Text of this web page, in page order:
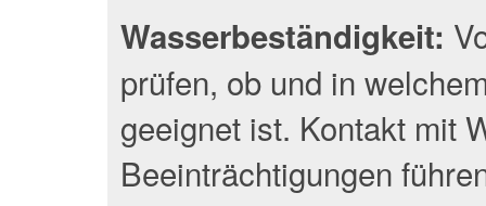
Wasserbeständigkeit:
prüfen, ob und in
geeignet ist. Kontakt mit
Beeinträchtigungen